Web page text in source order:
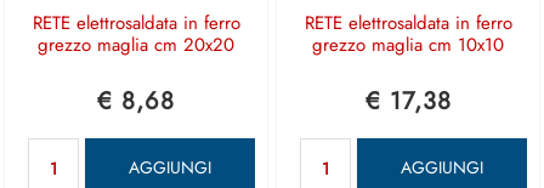
RETE elettrosaldata in ferro
grezzo maglia cm 20x20
€ 8,68
AGGIUNGI
RETE elettrosaldata in ferro
grezzo maglia cm 10x10
€ 17,38
AGGIUNGI